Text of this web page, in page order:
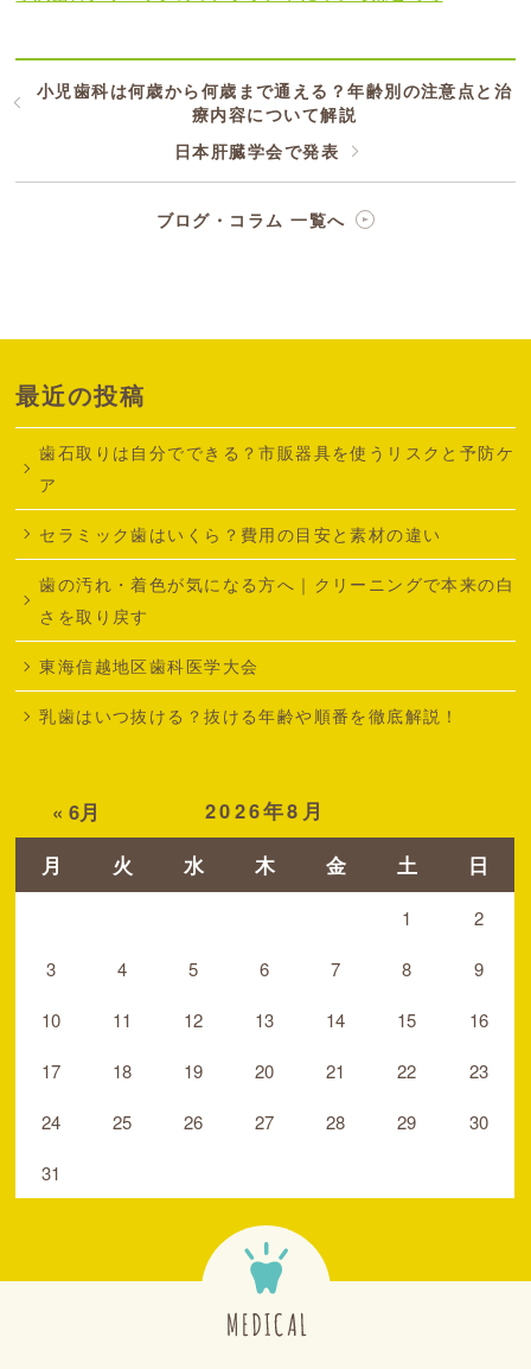
小児歯科は何歳から何歳まで通える？年齢別の注意点と治
療内容について解説
日本肝臓学会で発表
ブログ・コラム 一覧へ
最近の投稿
歯石取りは自分でできる？市販器具を使うリスクと予防ケ
ア
セラミック歯はいくら？費用の目安と素材の違い
歯の汚れ・着色が気になる方へ｜クリーニングで本来の白
さを取り戻す
東海信越地区歯科医学大会
乳歯はいつ抜ける？抜ける年齢や順番を徹底解説！
2026年8月
月
火 水 木 金 土 日
« 6月
1 2
3 4 5 6 7 8 9
10 11 12 13 14 15 16
17 18 19 20 21 22 23
24 25 26 27 28 29 30
31